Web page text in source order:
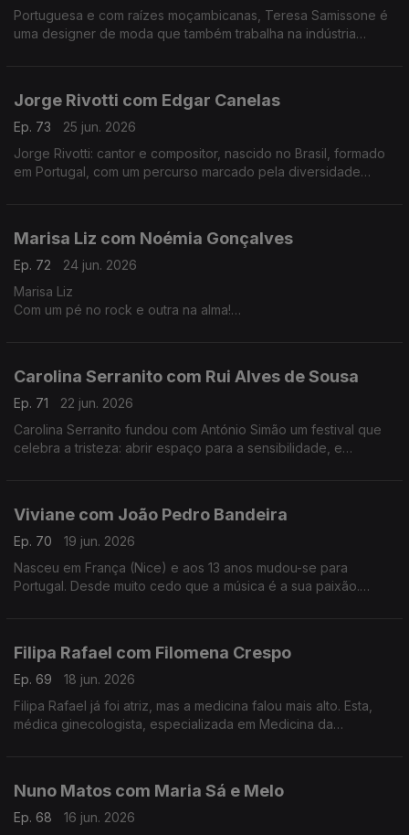
Portuguesa e com raízes moçambicanas, Teresa Samissone é
uma designer de moda que também trabalha na indústria
Jorge Rivotti com Edgar Canelas
Ep. 73
25 jun. 2026
Jorge Rivotti: cantor e compositor, nascido no Brasil, formado
em Portugal, com um percurso marcado pela diversidade
Marisa Liz com Noémia Gonçalves
Ep. 72
24 jun. 2026
Marisa Liz
Com um pé no rock e outra na alma!
Carolina Serranito com Rui Alves de Sousa
Ep. 71
22 jun. 2026
Carolina Serranito fundou com António Simão um festival que
celebra a tristeza: abrir espaço para a sensibilidade, e
Viviane com João Pedro Bandeira
Ep. 70
19 jun. 2026
Nasceu em França (Nice) e aos 13 anos mudou-se para
Portugal. Desde muito cedo que a música é a sua paixão.
Filipa Rafael com Filomena Crespo
Ep. 69
18 jun. 2026
Filipa Rafael já foi atriz, mas a medicina falou mais alto. Esta,
médica ginecologista, especializada em Medicina da
Nuno Matos com Maria Sá e Melo
Ep. 68
16 jun. 2026